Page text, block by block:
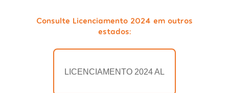
Consulte Licenciamento 2024 em outros
estados:
LICENCIAMENTO 2024 AL